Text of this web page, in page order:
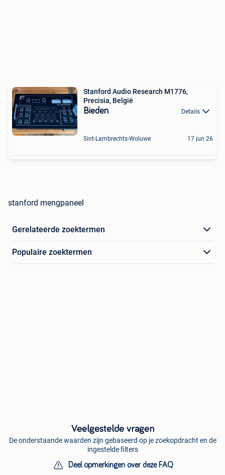
Stanford Audio Research M1776,
Precisia, België
Bieden Details
Sint-Lambrechts-Woluwe 17 jun 26
stanford mengpaneel
Gerelateerde zoektermen
Populaire zoektermen
Veelgestelde vragen
De onderstaande waarden zijn gebaseerd op je zoekopdracht en de
ingestelde filters
Deel opmerkingen over deze FAQ